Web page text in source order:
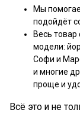
Мы
подойдёт
Весь
модели:
Софи и
и многие
проще и
Всё это и не